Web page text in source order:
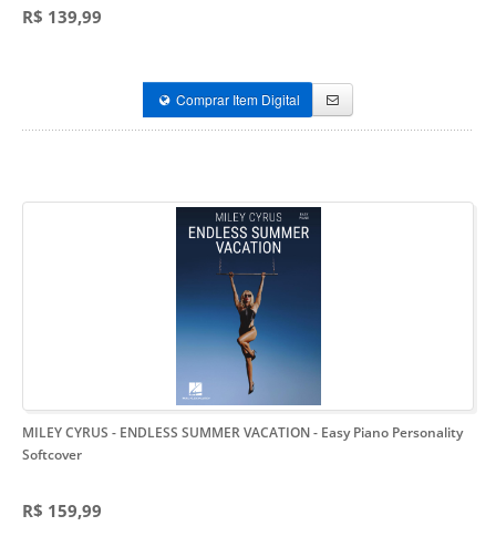
R$ 139,99
Comprar Item Digital
MILEY CYRUS - ENDLESS SUMMER VACATION- Easy Piano Personality
Softcover
R$ 159,99